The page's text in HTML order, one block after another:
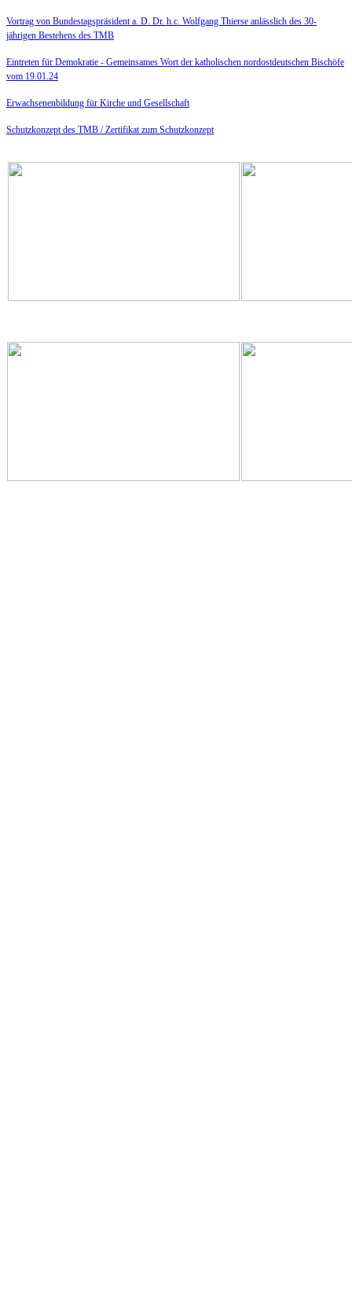
Vortrag von Bundestagspräsident a. D. Dr. h.c. Wolfgang Thierse anlässlich des 30-
jährigen Bestehens des TMB
Eintreten für Demokratie - Gemeinsames Wort der katholischen nordostdeutschen Bischöfe
vom 19.01.24
Erwachsenenbildung für Kirche und Gesellschaft
Schutzkonzept des TMB / Zertifikat zum Schutzkonzept